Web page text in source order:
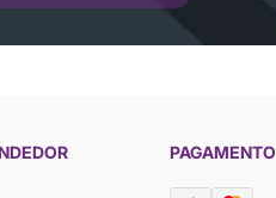
PAGAMENTO